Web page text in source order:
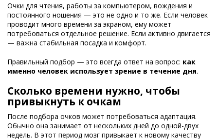
Очки для чтения, работы за компьютером, вождения и
постоянного ношения — это не одно и то же. Если человек
проводит много времени за экраном, ему может
потребоваться отдельное решение. Если активно двигается
— важна стабильная посадка и комфорт.
Правильный подбор — это всегда ответ на вопрос: как
именно человек использует зрение в течение дня.
Сколько времени нужно, чтобы
привыкнуть к очкам
После подбора очков может потребоваться адаптация.
Обычно она занимает от нескольких дней до одной-двух
недель. В этот период мозг привыкает к новому качеству